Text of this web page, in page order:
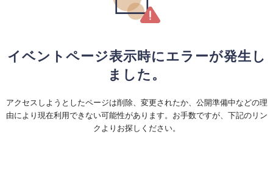
イベントページ表示時にエラーが発生し
ました。
アクセスしようとしたページは削除、変更されたか、公開準備中などの理
由により現在利用できない可能性があります。お手数ですが、下記のリン
クよりお探しください。